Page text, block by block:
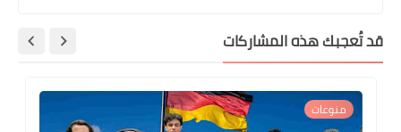
قد تُعجبك هذه المشاركات
منوعات